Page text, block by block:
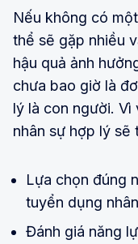
Nếu không có
thể sẽ gặp nhiều
hậu quả ảnh
chưa bao giờ là
lý là con người.
nhân sự hợp lý sẽ
Lựa chọn đúng
tuyển dụng
Đánh giá năng